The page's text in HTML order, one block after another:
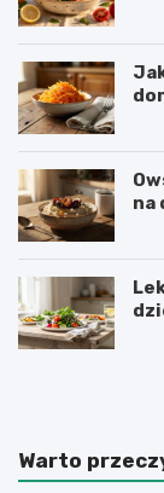
na
J
o
b
P
z
c
Warto